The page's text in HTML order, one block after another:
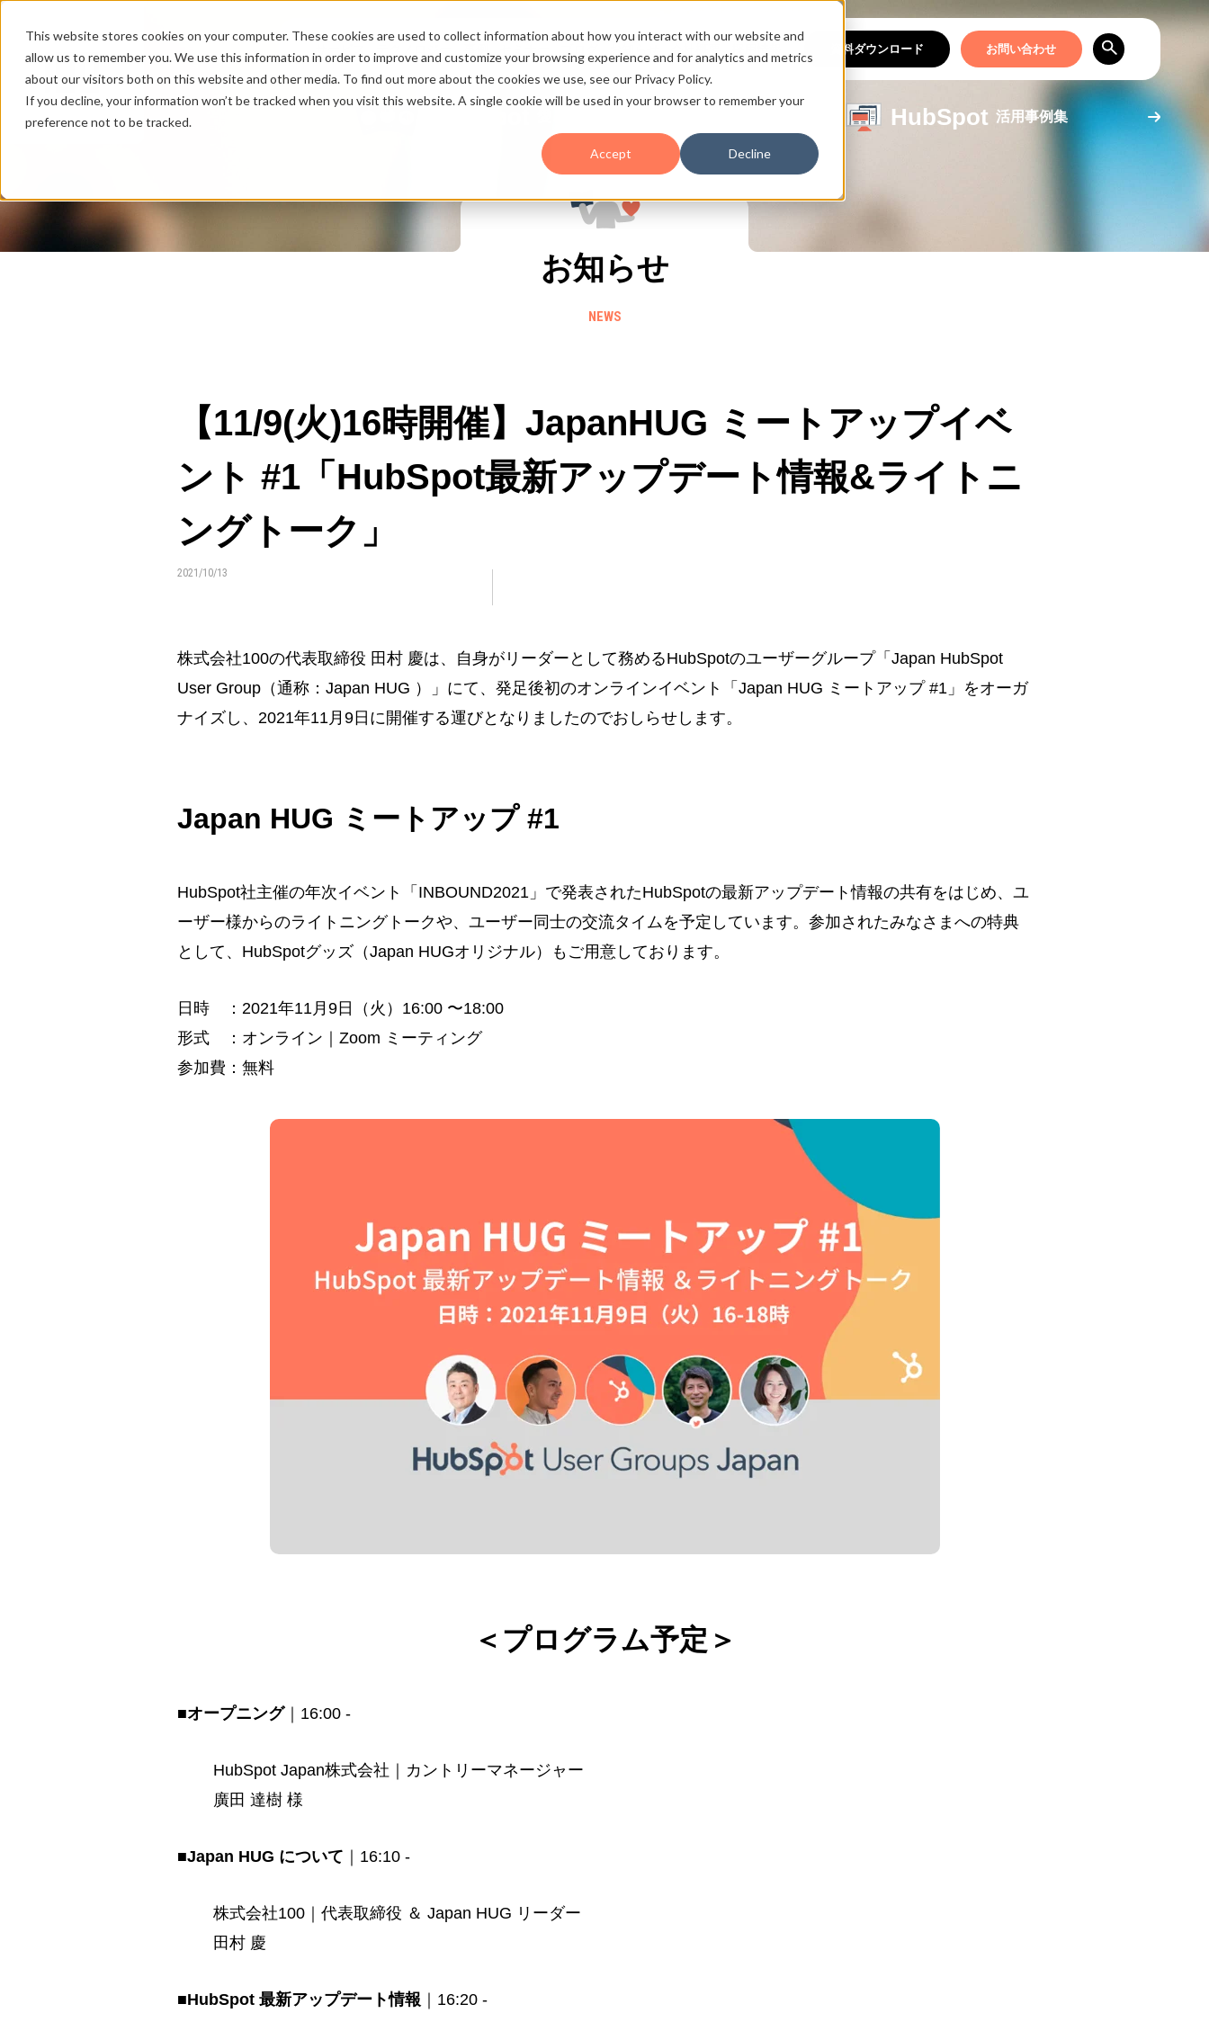
This website stores cookies on your computer. These cookies are used to collect information about how you interact with our website and
allow us to remember you. We use this information in order to improve and customize your browsing experience and for analytics and metrics
about our visitors both on this website and other media. To find out more about the cookies we use, see our Privacy Policy.
If you decline, your information won’t be tracked when you visit this website. A single cookie will be used in your browser to remember your
preference not to be tracked.
Accept Decline
資料ダウンロード お問い合わせ
HubSpot 活用事例集
お知らせ
NEWS
【11/9(火)16時開催】JapanHUG ミートアップイベ
ント #1「HubSpot最新アップデート情報&ライトニ
ングトーク」
2021/10/13
株式会社100の代表取締役 田村 慶は、自身が リーダーとして務めるHubSpotのユーザーグループ「Japan HubSpot
User Group（通称：Japan HUG ）」にて、発足後初のオンラインイベント
「Japan HUG ミートアップ #1」をオーガ
ナイズし、2021年11月9日に開催する運びとなりましたのでおしらせします。
Japan HUG ミートアップ #1
HubSpot社主催の年次イベント「INBOUND2021」で発表されたHubSpotの最新アップデート情報の共有をはじめ、ユ
ーザー様からのライトニングトークや、ユーザー同士の交流タイムを予定しています。参加されたみなさまへの特典
として、HubSpotグッズ（Japan HUGオリジナル）もご用意しております。
日時 ：2021年11月9日（火）16:00 〜18:00
形式 ：オンライン｜Zoom ミーティング
参加費：無料
＜プログラム予定＞
■オープニング｜16:00 -
HubSpot Japan株式会社｜カントリーマネージャー
廣田 達樹 様
■Japan HUG について ｜16:10 -
株式会社100｜代表取締役 ＆ Japan HUG リーダー
田村 慶
■HubSpot 最新アップデート情報 ｜16:20 -